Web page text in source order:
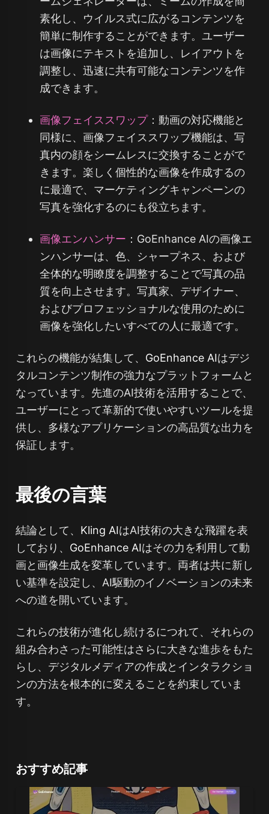
素化し、ウイルス式に広がるコンテンツを
簡単に制作することができます。ユーザー
は画像にテキストを追加し、レイアウトを
調整し、迅速に共有可能なコンテンツを作
成できます。
画像フェイススワップ：動画の対応機能と
同様に、画像フェイススワップ機能は、写
真内の顔をシームレスに交換することがで
きます。楽しく個性的な画像を作成するの
に最適で、マーケティングキャンペーンの
写真を強化するのにも役立ちます。
画像エンハンサー ：GoEnhance AIの画像エ
ンハンサーは、色、シャープネス、および
全体的な明瞭度を調整することで写真の品
質を向上させます。写真家、デザイナー、
およびプロフェッショナルな使用のために
画像を強化したいすべての人に最適です。
これらの機能が結集して、 GoEnhance AIはデジ
タルコンテンツ制作の強力なプラットフォームと
なっています。先進のAI技術を活用することで、
ユーザーにとって革新的で使いやすいツールを提
供し、多様なアプリケーションの高品質な出力を
保証します。
最後の言葉
結論として、 Kling AIはAI技術の大きな飛躍を表
しており、 GoEnhance AIはその力を利用して動
画と画像生成を変革しています。両者は共に新し
い基準を設定し、AI駆動のイノベーションの未来
への道を開いています。
これらの技術が進化し続けるにつれて、それらの
組み合わさった可能性はさらに大きな進歩をもた
らし、デジタルメディアの作成とインタラクショ
ンの方法を根本的に変えることを約束していま
す。
おすすめ記事